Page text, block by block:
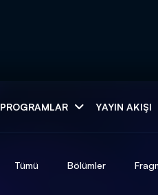
PROGRAMLAR YAYIN AKIŞI
Tümü Bölümler